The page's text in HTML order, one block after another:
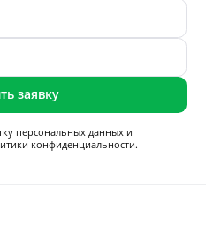
заявку
персональных данныхи
конфиденциальности.